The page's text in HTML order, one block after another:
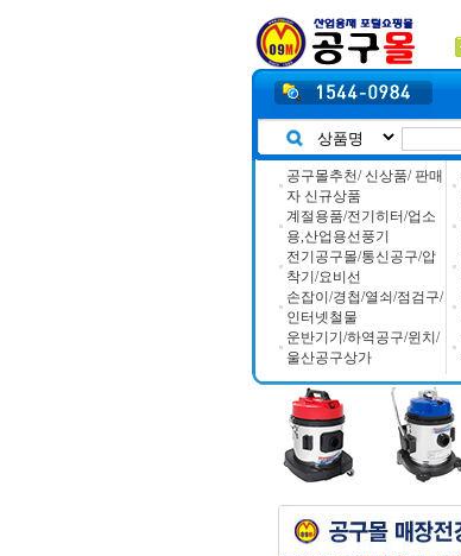
공구몰추천/ 신상품/ 판매
자 신규상품
계절용품/전기히터/업소
용,산업용선풍기
전기공구몰/통신공구/압
착기/요비선
손잡이/경첩/열쇠/점검구/
인터넷철물
운반기기/하역공구/윈치/
울산공구상가